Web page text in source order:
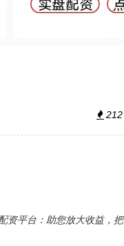
212
资平台：助您放大收益，把